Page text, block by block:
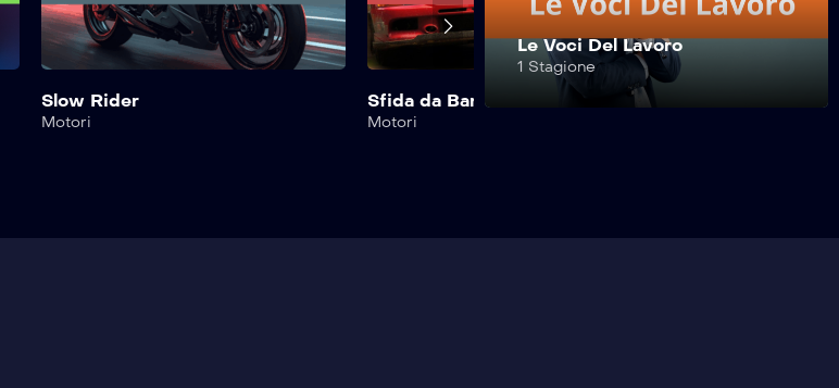
Safe Drive –
263^ Puntata
Slow Rider
Motori
Sfida da Bar
Motori
Safe Drive
Le Voci Del Lavoro
1 Stagione